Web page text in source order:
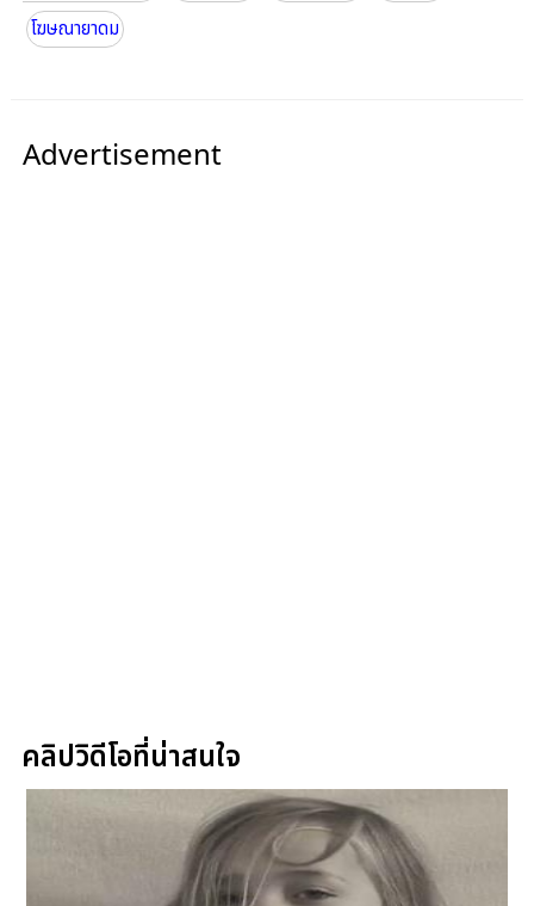
โฆษณายาดม
Advertisement
คลิปวิดีโอที่น่าสนใจ